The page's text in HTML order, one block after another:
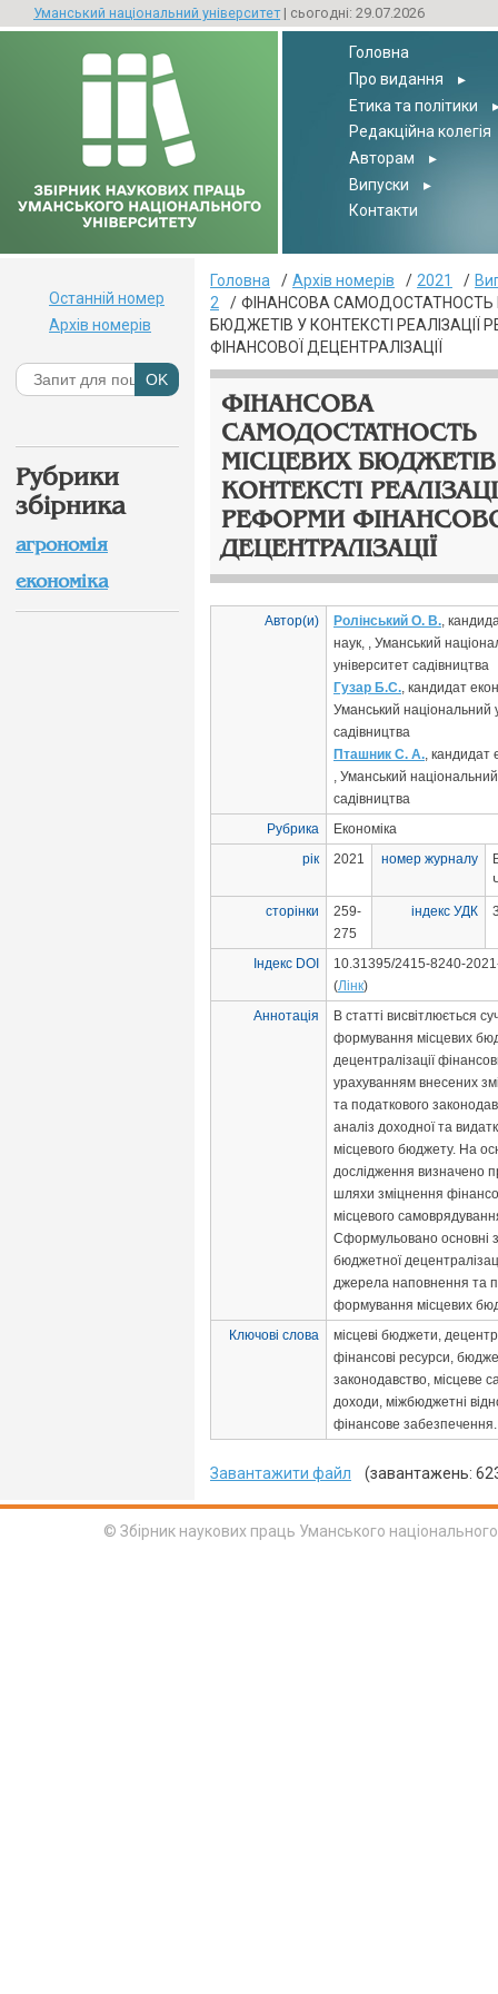
Уманський національний університет| сьогодні: 29.07.2026
Головна
Про видання
▸
Етика та політики
Редакційна колегія
Авторам
▸
Випуски
▸
Контакти
Головна Архів номерів 2021
2
ФІНАНСОВА САМОДОСТАТНОСТЬ
БЮДЖЕТІВ У КОНТЕКСТІ РЕАЛІЗАЦІЇ
ФІНАНСОВОЇ ДЕЦЕНТРАЛІЗАЦІЇ
ФІНАНСОВА
САМОДОСТАТНОСТЬ
МІСЦЕВИХ
КОНТЕКСТІ
РЕФОРМИ
ДЕЦЕНТРАЛІЗАЦІЇ
Автор(и) Ролінський О. В.,
наук, , Уманський
університет садівництва
Гузар Б.С., кандидат
Уманський національний
садівництва
Пташник С. А., кандидат
, Уманський
садівництва
Рубрика
Економіка
рік
2021 номер журналу
сторінки
259-
275
індекс УДК
Індекс DOI
10.31395/2415-8240-
(Лінк)
Аннотація
В статті висвітлюється
формування місцевих
децентралізації
урахуванням внесених
та податкового
аналіз доходної та
місцевого бюджету. На
дослідження визначено
шляхи зміцнення
місцевого
Сформульовано основні
бюджетної
джерела наповнення та
формування місцевих
Ключові слова
місцеві бюджети,
фінансові ресурси,
законодавство, місцеве
доходи, міжбюджетні
фінансове забезпечення.
Завантажити файл (завантажень:
Останній номер
Архів номерів
Рубрики
збірника
агрономія
економіка
© Збірник наукових праць Уманського